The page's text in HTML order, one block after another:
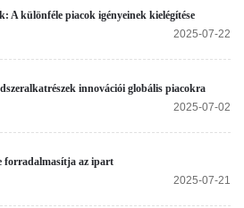
légkondicionálóhoz
A különféle piacok igényeinek kielégítése
2025-07-22
innovációi globális piacokra
2025-07-02
forradalmasítja az ipart
2025-07-21